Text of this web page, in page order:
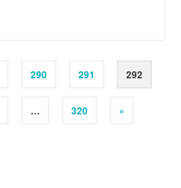
290 291 292
… 320 »